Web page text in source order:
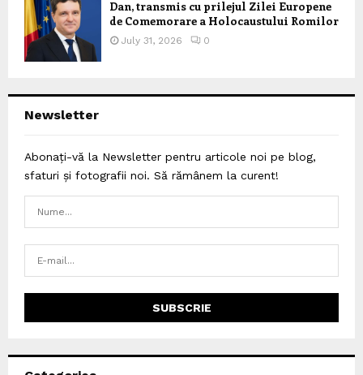
Dan, transmis cu prilejul Zilei Europene
de Comemorare a Holocaustului Romilor
July 31, 2026 0
Newsletter
Abonați-vă la Newsletter pentru articole noi pe blog,
sfaturi și fotografii noi. Să rămânem la curent!